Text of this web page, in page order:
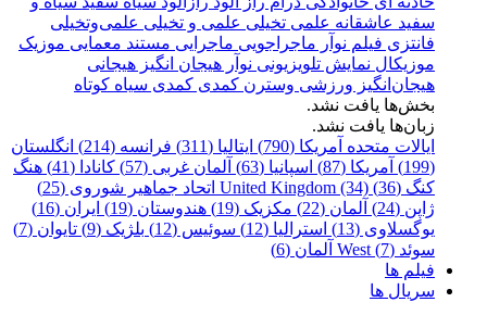
سفید عاشقانه علمی تخیلی علمی و تخیلی علمی‌و‌تخیلی
فانتزی فیلم نوآر ماجراجویی ماجرایی مستند معمایی موزیک
موزیکال نمایش تلویزیونی نوآر هیجان انگیز هیجانی
هیجان‌انگیز ورزشی وسترن کمدی کمدی سیاه کوتاه
بخش‌ها یافت نشد.
زبان‌ها یافت نشد.
ایالات متحده آمریکا (790)
ایتالیا (311) فرانسه (214)
انگلستان
(199)
آمریکا (87) اسپانیا (63) آلمان غربی (57) کانادا (41)
هنگ
کنگ (36)
United Kingdom (34) اتحاد جماهیر شوروی (25)
ژاپن (24)
آلمان (22) مکزیک (19) هندوستان (19)
ایران (16)
یوگسلاوی (13)
استرالیا (12) سوئیس (12) بلژیک (9)
تایوان (7)
سوئد (7)
West آلمان (6)
فیلم ها
سریال ها